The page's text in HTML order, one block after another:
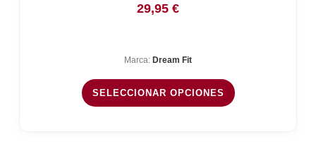
29,95 €
Marca: Dream Fit
SELECCIONAR OPCIONES